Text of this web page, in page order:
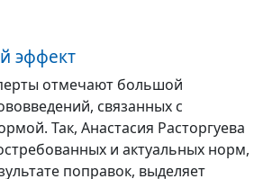
эффект
отмечают большой
связанных с
Так, Анастасия Расторгуева
и актуальных норм,
поправок, выделяет